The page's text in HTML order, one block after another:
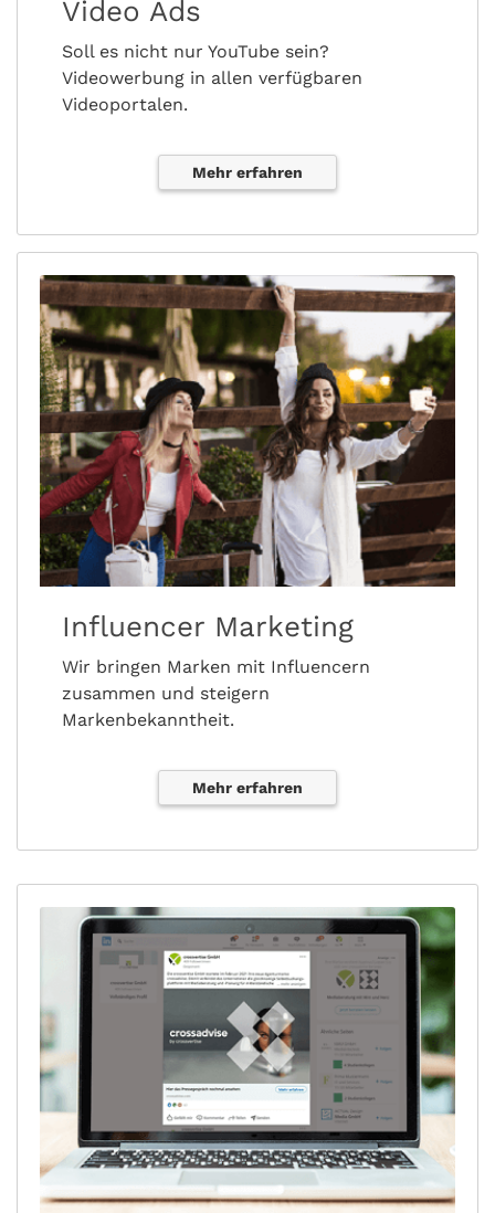
Video Ads
Soll es nicht nur YouTube sein?
Videowerbung in allen verfügbaren
Videoportalen.
Mehr erfahren
Influencer Marketing
Wir bringen Marken mit Influencern
zusammen und steigern
Markenbekanntheit.
Mehr erfahren